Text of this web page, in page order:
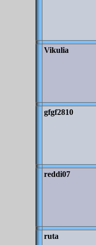
Vikulia
gfgf2810
reddi07
ruta